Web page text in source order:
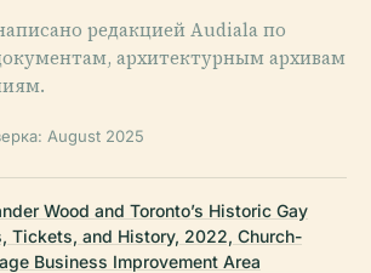
редакцией Audiala по
архитектурным архивам
August 2025
Wood and Toronto’s Historic Gay
Tickets, and History, 2022, Church-
Business Improvement Area